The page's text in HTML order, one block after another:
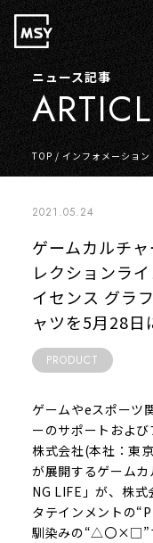
ニュース記事
TOP / インフォメーション
を作るコレクションライ
2021.05.24
ゲームカルチ
レクションラ
イセンス グラ
ャツを5月28日
PRODUCT
ゲームやeスポーツ
ーのサポートおよ
株式会社(本社：東
が展開するゲーム
NG LIFE」が、株
タテインメントの
馴染みの“△〇×□”